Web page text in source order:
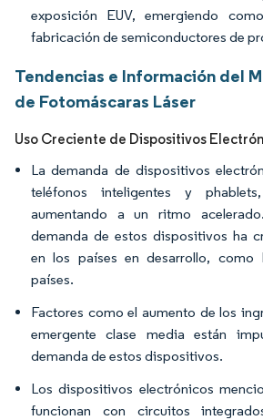
exposición EUV, emergiendo
fabricación de semiconductores de
Tendencias e Información del
de Fotomáscaras Láser
Uso Creciente de Dispositivos
La demanda de dispositivos
teléfonos inteligentes y
aumentando a un ritmo
demanda de estos dispositivos ha
en los países en desarrollo,
países.
Factores como el aumento de los
emergente clase media están
demanda de estos dispositivos.
Los dispositivos electrónicos
funcionan con circuitos